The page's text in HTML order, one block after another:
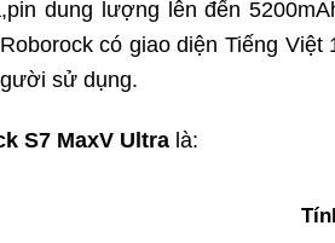
dung lượng lên đến
có giao diện Tiếng
sử dụng.
S7 MaxV Ultra là: